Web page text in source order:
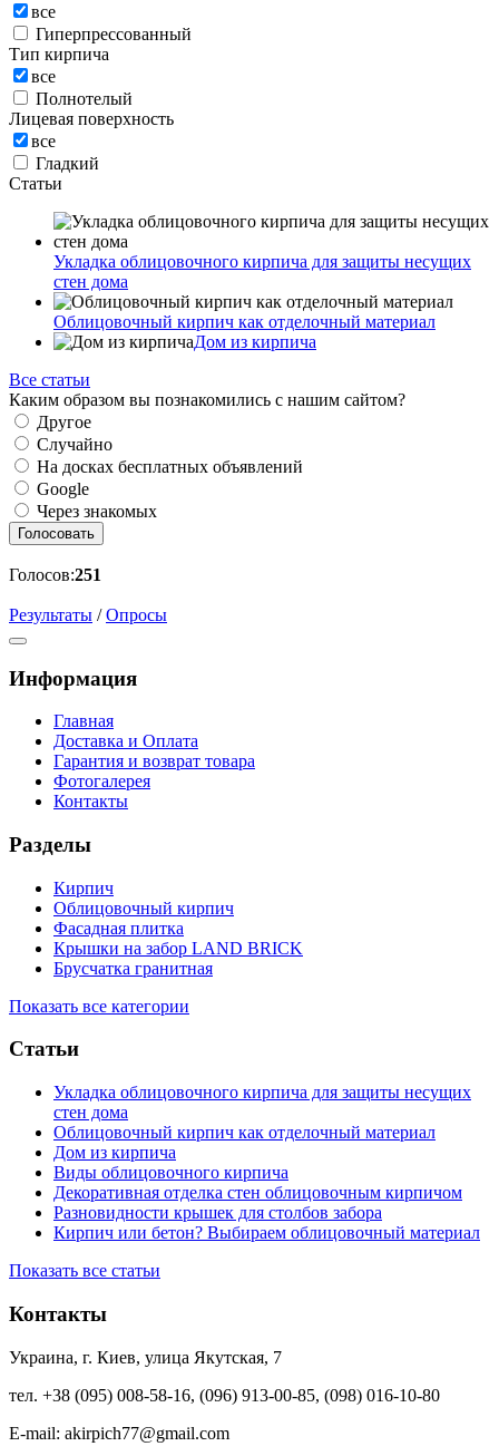
все
Гиперпрессованный
Тип кирпича
все
Полнотелый
Лицевая поверхность
все
Гладкий
Статьи
Укладка облицовочного кирпича для защиты несущих
стен дома
Облицовочный кирпич как отделочный материал
Дом из кирпича
Все статьи
Каким образом вы познакомились с нашим сайтом?
Другое
Случайно
На досках бесплатных объявлений
Google
Через знакомых
Голосовать
Голосов:251
Результаты /Опросы
Информация
Главная
Доставка и Оплата
Гарантия и возврат товара
Фотогалерея
Контакты
Разделы
Кирпич
Облицовочный кирпич
Фасадная плитка
Крышки на забор LAND BRICK
Брусчатка гранитная
Показать все категории
Статьи
Укладка облицовочного кирпича для защиты несущих
стен дома
Облицовочный кирпич как отделочный материал
Дом из кирпича
Виды облицовочного кирпича
Декоративная отделка стен облицовочным кирпичом
Разновидности крышек для столбов забора
Кирпич или бетон? Выбираем облицовочный материал
Показать все статьи
Контакты
Украина, г. Киев, улица Якутская, 7
тел. +38 (095) 008-58-16, (096) 913-00-85, (098) 016-10-80
E-mail: akirpich77@gmail.com